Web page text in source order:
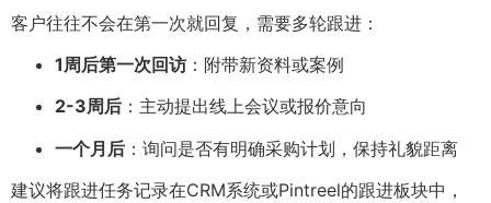
客户往往不会在第一次就回复，需要多轮跟进：
1周后第一次回访 ：附带新资料或案例
2-3周后 ：主动提出线上会议或报价意向
一个月后 ：询问是否有明确采购计划，保持礼貌距离
建议将跟进任务记录在CRM系统或Pintreel的跟进板块中，